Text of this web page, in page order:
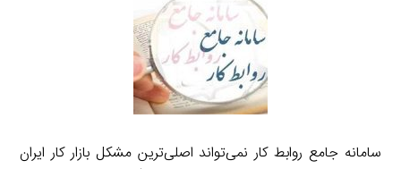
سامانه جامع روابط کار نمی‌تواند اصلی‌ترین مشکل بازار کار ایران